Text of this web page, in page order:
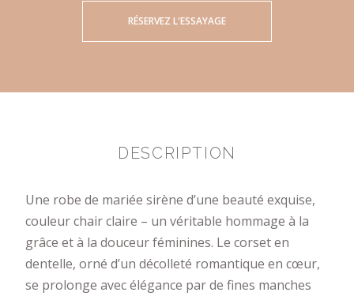
RÉSERVEZ L'ESSAYAGE
DESCRIPTION
Une robe de mariée sirène d’une beauté exquise,
couleur chair claire – un véritable hommage à la
grâce et à la douceur féminines. Le corset en
dentelle, orné d’un décolleté romantique en cœur,
se prolonge avec élégance par de fines manches